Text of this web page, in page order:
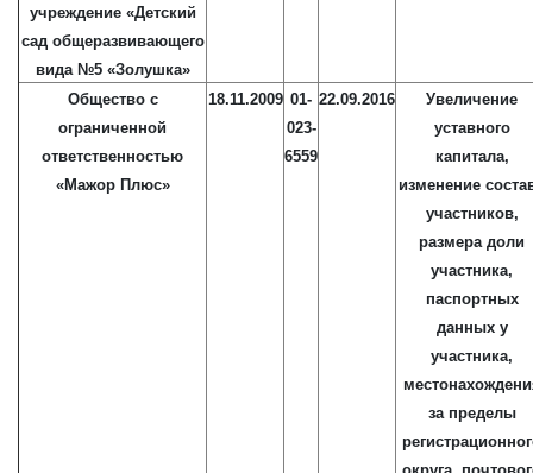
учреждение «Детский
сад общеразвивающего
вида №5 «Золушка»
Общество с
ограниченной
ответственностью
«Мажор Плюс»
18.11.2009 01-
023-
6559
22.09.2016
Увеличение
уставного
капитала,
изменение
участников,
размера доли
участника,
паспортных
данных у
участника,
за пределы